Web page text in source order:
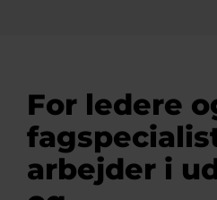
For ledere
arbejder i